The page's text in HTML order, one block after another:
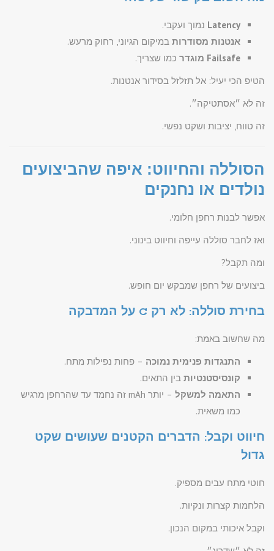
Latency נמוך ועקבי.
אנטנות מסודרות במיקום הגיוני, רחוק מרעש.
Failsafe מוגדר
כמו שצריך.
הטיפ הכי יעיל: אל תזלזל בסידור אנטנות.
זה לא ״אסתטיקה״.
זה טווח, יציבות ושקט נפשי.
הסוללה והחיווט: איפה שהביצועים
נולדים או נחנקים
אפשר לבנות רחפן חלומי.
ואז לחבר סוללה עייפה וחיווט בינוני.
ומה תקבל?
ביצועים של רחפן שמבקש יום חופש.
בחירת סוללה: לא רק C על המדבקה
מה שחשוב באמת:
התנגדות פנימית נמוכה – פחות נפילות מתח.
קונסיסטנטיות בין התאים.
התאמה למשקל
– יותר mAh זה נחמד עד שהרחפן מרגיש
כמו משאית.
חיווט וקבל: הדברים הקטנים שעושים שקט
גדול
חוטי מתח עבים מספיק.
הלחמות קצרות ונקיות.
וקבל איכותי במקום הנכון.